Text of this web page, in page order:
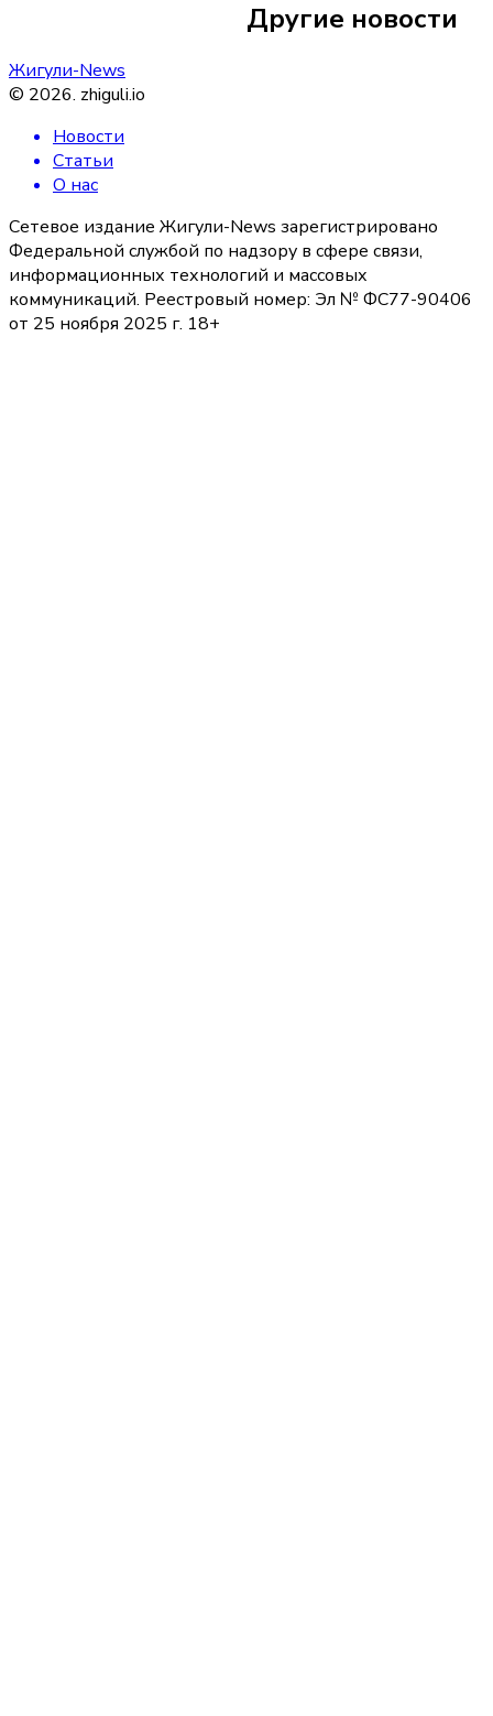
Другие новости
дебош в поезде в
Жигули-News
© 2026. zhiguli.io
Новости
Статьи
О нас
Сетевое издание Жигули-News зарегистрировано
Федеральной службой по надзору в сфере связи,
информационных технологий и массовых
коммуникаций. Реестровый номер: Эл № ФС77-90406
от 25 ноября 2025 г. 18+